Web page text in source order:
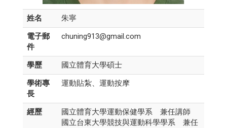
姓名
朱寧
電子郵
件
chuning913@gmail.com
學歷
國立體育大學碩士
學術專
長
運動貼紮、運動按摩
經歷
國立體育大學運動保健學系 兼任講師
國立台東大學競技與運動科學學系 兼任